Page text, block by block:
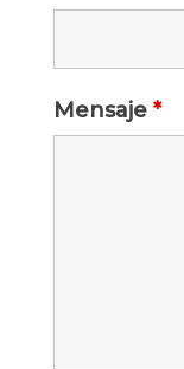
Mensaje *